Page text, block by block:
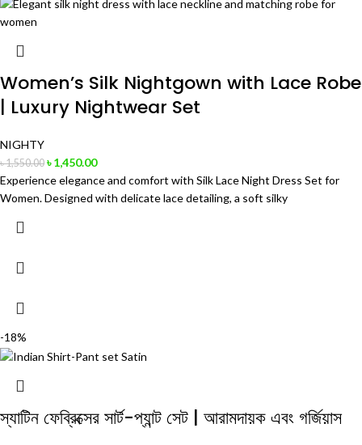
Women’s Silk Nightgown with Lace Robe
| Luxury Nightwear Set
NIGHTY
৳1,550.00 ৳1,450.00
Experience elegance and comfort with Silk Lace Night Dress Set for
Women. Designed with delicate lace detailing, a soft silky
-18%
স্যাটিন ফেব্রিক্সের সার্ট-প্যান্ট সেট | আরামদায়ক এবং গর্জিয়াস